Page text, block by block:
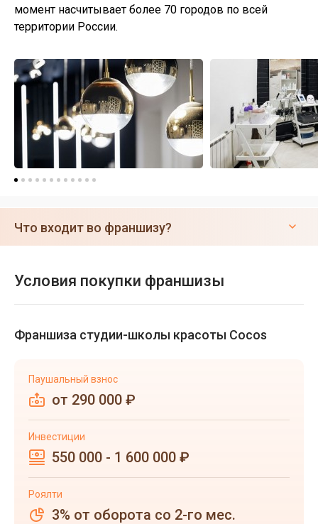
момент насчитывает более 70 городов по всей
территории России.
Что входит во франшизу?
Условия покупки франшизы
Франшиза студии-школы красоты Cocos
Паушальный взнос
от 290 000 ₽
Инвестиции
550 000 - 1 600 000 ₽
Роялти
3% от оборота со 2-го мес.